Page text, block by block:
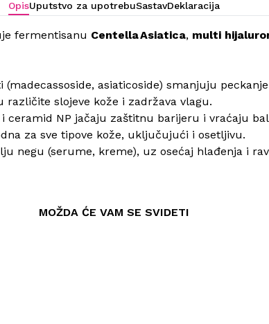
OpisUputstvo za upotrebuSastavDeklaracija
fermentisanu Centella Asiatica, multi
(madecassoside, asiaticoside) smanjuju
slojeve kože i zadržava vlagu.
ceramid NP jačaju zaštitnu barijeru i vraćaju
za sve tipove kože, uključujući i osetljivu.
negu (serume, kreme), uz osećaj hlađenja i
MOŽDA ĆE VAM SE SVIDETI